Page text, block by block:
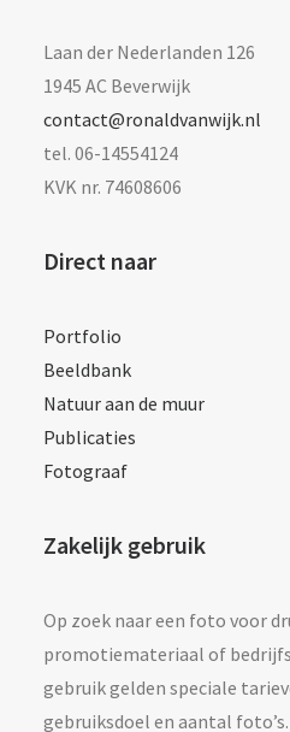
Laan der Nederlanden 126
1945 AC Beverwijk
contact@ronaldvanwijk.nl
tel. 06-14554124
KVK nr. 74608606
Direct naar
Portfolio
Beeldbank
Natuur aan de muur
Publicaties
Fotograaf
Zakelijk gebruik
Op zoek naar een foto voor
promotiemateriaal of
gebruik gelden speciale
gebruiksdoel en aantal